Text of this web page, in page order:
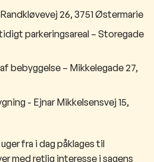
26, 3751 Østermarie
parkeringsareal – Storegade
bebyggelse – Mikkelegade 27,
- Ejnar Mikkelsensvej 15,
fra i dag påklages til
med retlig interesse i sagens